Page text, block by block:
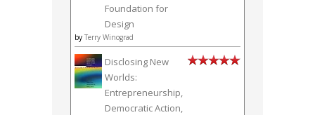
Foundation for
Design
by Terry Winograd
Disclosing New
Worlds:
Entrepreneurship,
Democratic Action,